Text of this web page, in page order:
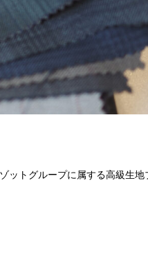
トグループに属する高級生地